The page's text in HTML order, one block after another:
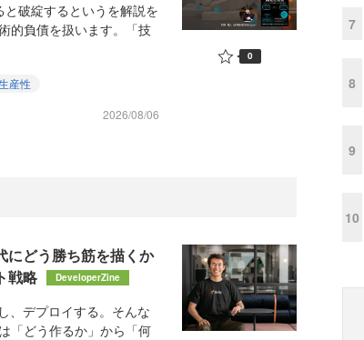
破綻するというを解説を
的負債を扱います。「技
産性
2026/08/06
0
どう勝ち筋を描くか
戦略
DeveloperZine
、デプロイする。そんな
「どう作るか」から「何
7
8
9
10